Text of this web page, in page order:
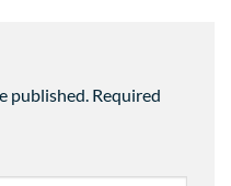
published. Required